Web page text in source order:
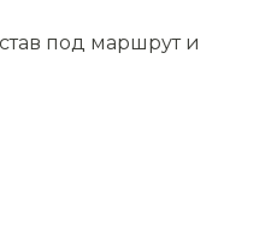
под маршрут и